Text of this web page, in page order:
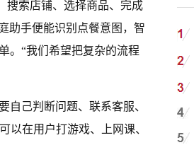
搜索店铺、选择商品、完成
助手便能识别点餐意图，智
。“我们希望把复杂的流程
自己判断问题、联系客服、
以在用户打游戏、上网课、